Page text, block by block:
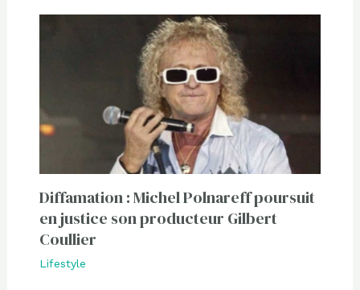
Diffamation : Michel Polnareff poursuit
en justice son producteur Gilbert
Coullier
Lifestyle